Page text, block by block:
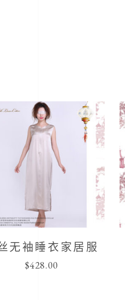
无袖睡衣家居服
$428.00